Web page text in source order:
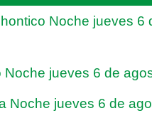
Noche jueves 6
Noche jueves 6 de
Noche jueves 6 de